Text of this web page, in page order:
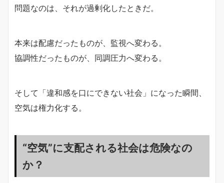
問題なのは、それが過剰化したときだ。
本来は配慮だったものが、監視へ変わる。
協調性だったものが、同調圧力へ変わる。
そして「違和感を口にできない社会」になった瞬間、
空気は権力化する。
“空気”に支配される社会は危険なの
か？